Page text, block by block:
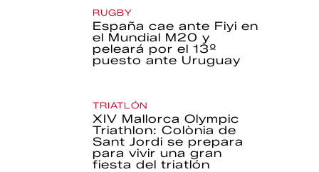
RUGBY
España cae ante Fiyi en
el Mundial M20 y
peleará por el 13º
puesto ante Uruguay
TRIATLÓN
XIV Mallorca Olympic
Triathlon: Colònia de
Sant Jordi se prepara
para vivir una gran
fiesta del triatlón